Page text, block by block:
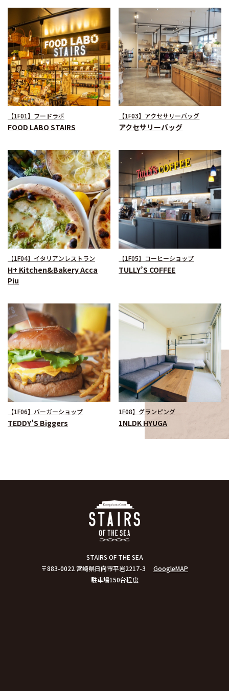
【1F01】フードラボ
FOOD LABO STAIRS
【1F03】アクセサリーバッグ
アクセサリーバッグ
【1F04】イタリアンレストラン
H+ Kitchen&Bakery Acca
Piu
【1F05】コーヒーショップ
TULLY’S COFFEE
【1F06】バーガーショップ
TEDDY’S Biggers
1F08】グランピング
1NLDK HYUGA
STAIRS OF THE SEA
〒883-0022 宮崎県日向市平岩2217-3
GoogleMAP
駐車場150台程度